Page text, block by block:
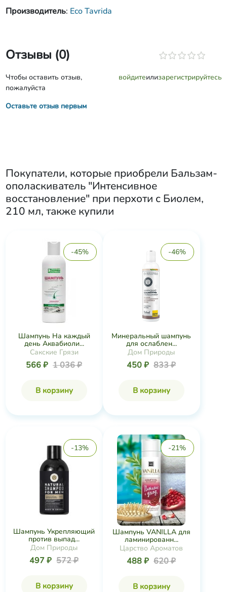
Производитель: Eco Tavrida
Отзывы (0)
Чтобы оставить отзыв,
пожалуйста
войдитеилизарегистрируйтесь
Оставьте отзыв первым
Покупатели, которые приобрели Бальзам-
ополаскиватель "Интенсивное
восстановление" при перхоти с Биолем,
210 мл, также купили
-45%
Шампунь На каждый
день Аквабиоли...
Сакские Грязи
566 ₽ 1 036 ₽
В корзину
-46%
Минеральный шампунь
для ослаблен...
Дом Природы
450 ₽ 833 ₽
В корзину
-13%
Шампунь Укрепляющий
против выпад...
Дом Природы
497 ₽ 572 ₽
В корзину
-21%
Шампунь VANILLA для
ламинированн...
Царство Ароматов
488 ₽ 620 ₽
В корзину